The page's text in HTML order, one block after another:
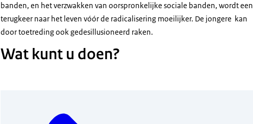
banden, en het verzwakken van oorspronkelijke sociale banden, wordt een
terugkeer naar het leven vóór de radicalisering moeilijker. De jongere kan
door toetreding ook gedesillusioneerd raken.
Wat kunt u doen?